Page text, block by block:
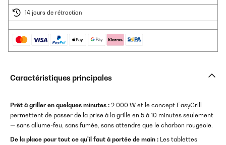
14 jours de rétraction
Caractéristiques principales
Prêt à griller en quelques minutes : 2 000 W et le concept EasyGrill
permettent de passer de la prise à la grille en 5 à 10 minutes seulement
— sans allume-feu, sans fumée, sans attendre que le charbon rougeoie.
De la place pour tout ce qu'il faut à portée de main : Les tablettes